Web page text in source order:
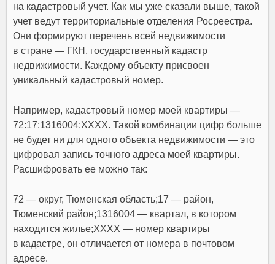
на кадастровый учет. Как мы уже сказали выше, такой
учет ведут территориальные отделения Росреестра.
Они формируют перечень всей недвижимости
в стране — ГКН, государственный кадастр
недвижимости. Каждому объекту присвоен
уникальный кадастровый номер.
Например, кадастровый номер моей квартиры —
72:17:1316004:XXXX. Такой комбинации цифр больше
не будет ни для одного объекта недвижимости — это
цифровая запись точного адреса моей квартиры.
Расшифровать ее можно так:
72 — округ, Тюменская область;17 — район,
Тюменский район;1316004 — квартал, в котором
находится жилье;XXXX — номер квартиры
в кадастре, он отличается от номера в почтовом
адресе.